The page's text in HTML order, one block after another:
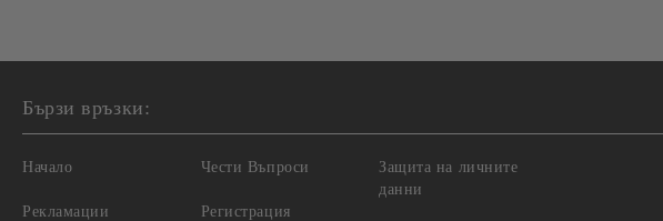
Бързи връзки:
Начало
Рекламации
Чести Въпроси
Регистрация
Защита на личните
данни